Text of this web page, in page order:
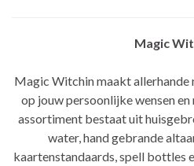
Magic
Magic Witchin maakt allerhande
op jouw persoonlijke wensen
assortiment bestaat uit
water, hand gebrande
kaartenstandaards, spell bottles